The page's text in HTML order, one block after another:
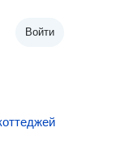
Войти